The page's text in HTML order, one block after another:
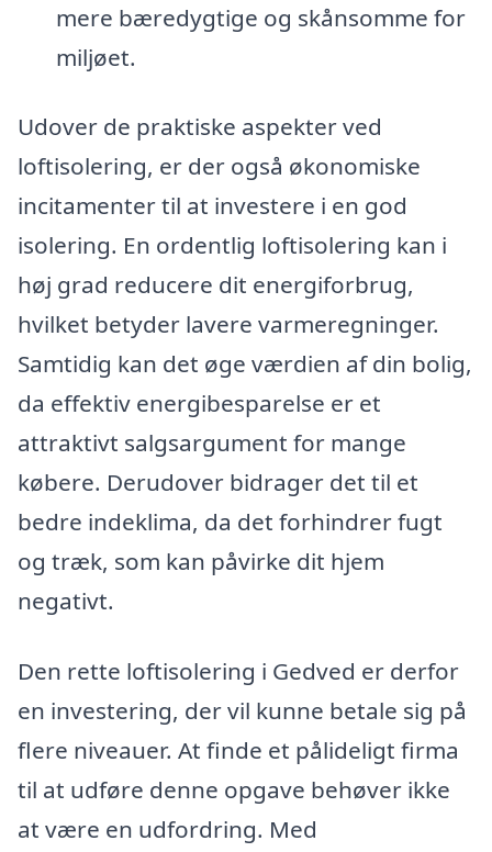
mere bæredygtige og skånsomme for
miljøet.
Udover de praktiske aspekter ved
loftisolering, er der også økonomiske
incitamenter til at investere i en god
isolering. En ordentlig loftisolering kan i
høj grad reducere dit energiforbrug,
hvilket betyder lavere varmeregninger.
Samtidig kan det øge værdien af din bolig,
da effektiv energibesparelse er et
attraktivt salgsargument for mange
købere. Derudover bidrager det til et
bedre indeklima, da det forhindrer fugt
og træk, som kan påvirke dit hjem
negativt.
Den rette loftisolering i Gedved er derfor
en investering, der vil kunne betale sig på
flere niveauer. At finde et pålideligt firma
til at udføre denne opgave behøver ikke
at være en udfordring. Med